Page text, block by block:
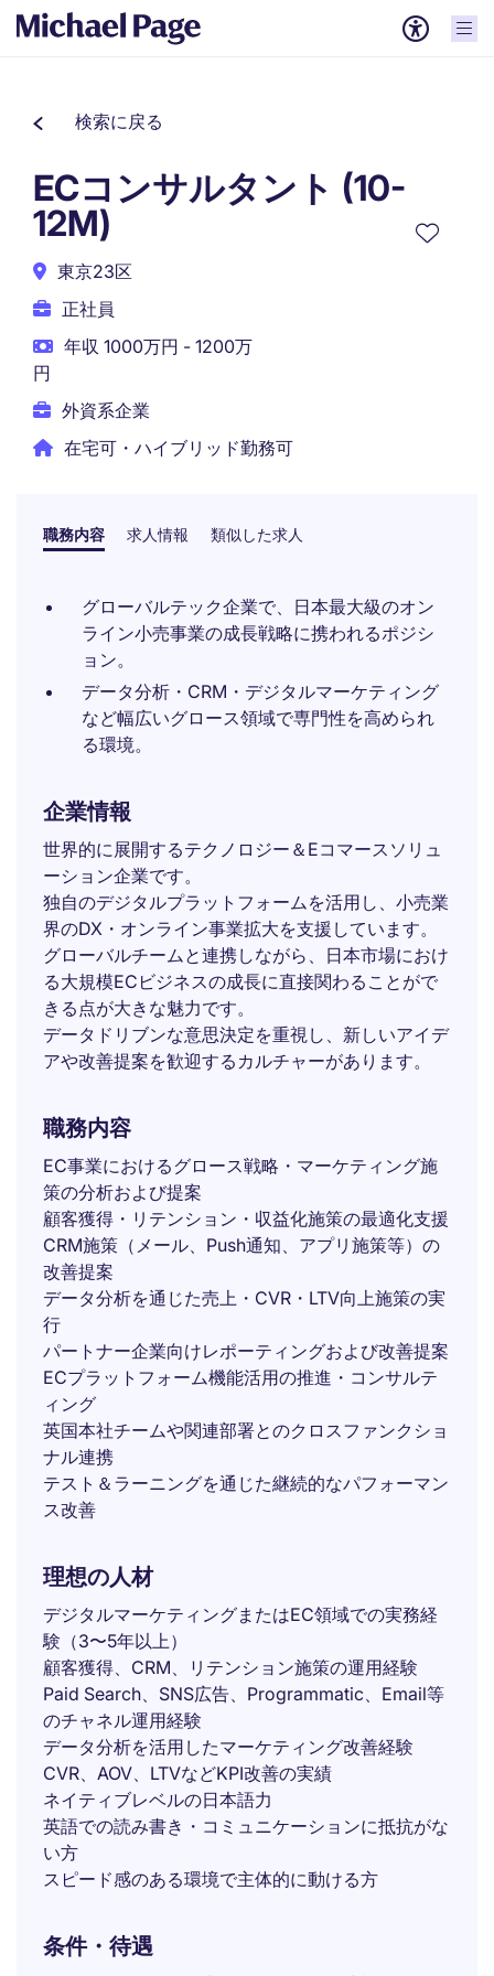
検索に戻る
ECコンサルタント (10-
12M)
東京23区
正社員
年収 1000万円 - 1200万
円
外資系企業
在宅可・ハイブリッド勤務可
職務内容 求人情報 類似した求人
グローバルテック企業で、日本最大級のオン
ライン小売事業の成長戦略に携われるポジシ
ョン。
データ分析・CRM・デジタルマーケティング
など幅広いグロース領域で専門性を高められ
る環境。
企業情報
世界的に展開するテクノロジー＆Eコマースソリュ
ーション企業です。
独自のデジタルプラットフォームを活用し、小売業
界のDX・オンライン事業拡大を支援しています。
グローバルチームと連携しながら、日本市場におけ
る大規模ECビジネスの成長に直接関わることがで
きる点が大きな魅力です。
データドリブンな意思決定を重視し、新しいアイデ
アや改善提案を歓迎するカルチャーがあります。
職務内容
EC事業におけるグロース戦略・マーケティング施
策の分析および提案
顧客獲得・リテンション・収益化施策の最適化支援
CRM施策（メール、Push通知、アプリ施策等）の
改善提案
データ分析を通じた売上・CVR・LTV向上施策の実
行
パートナー企業向けレポーティングおよび改善提案
ECプラットフォーム機能活用の推進・コンサルテ
ィング
英国本社チームや関連部署とのクロスファンクショ
ナル連携
テスト＆ラーニングを通じた継続的なパフォーマン
ス改善
理想の人材
デジタルマーケティングまたはEC領域での実務経
験（3〜5年以上）
顧客獲得、CRM、リテンション施策の運用経験
Paid Search、SNS広告、Programmatic、Email等
のチャネル運用経験
データ分析を活用したマーケティング改善経験
CVR、AOV、LTVなどKPI改善の実績
ネイティブレベルの日本語力
英語での読み書き・コミュニケーションに抵抗がな
い方
スピード感のある環境で主体的に動ける方
条件・待遇